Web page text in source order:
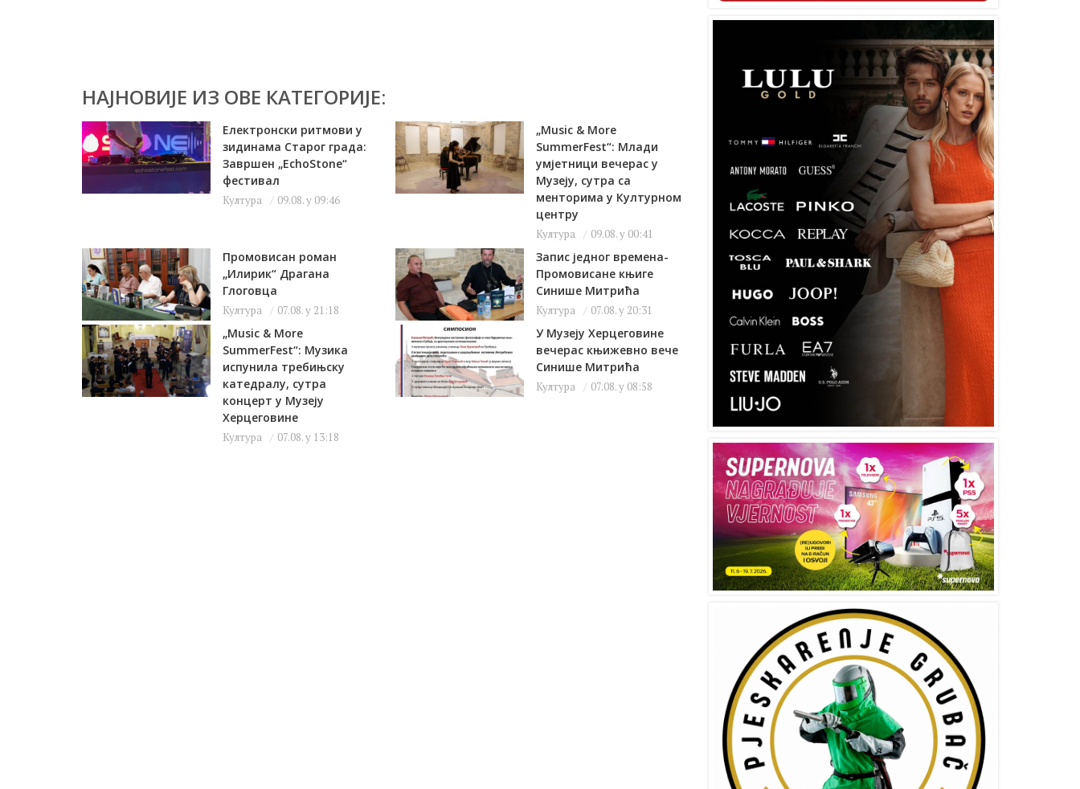
НАЈНОВИЈЕ ИЗ ОВЕ КАТЕГОРИЈЕ:
Електронски ритмови у
зидинама Старог града:
Завршен „EchoStone“
фестивал
Култура 09.08. у 09:46
„Music & More
SummerFest“: Млади
умјетници вечерас у
Музеју, сутра са
менторима у Културном
центру
Култура 09.08. у 00:41
Промовисан роман
„Илирик“ Драгана
Глоговца
Култура 07.08. у 21:18
Запис једног времена-
Промовисане књиге
Синише Митрића
Култура 07.08. у 20:31
„Music & More
SummerFest“: Музика
испунила требињску
катедралу, сутра
концерт у Музеју
Херцеговине
Култура 07.08. у 13:18
У Музеју Херцеговине
вечерас књижевно вече
Синише Митрића
Култура 07.08. у 08:58